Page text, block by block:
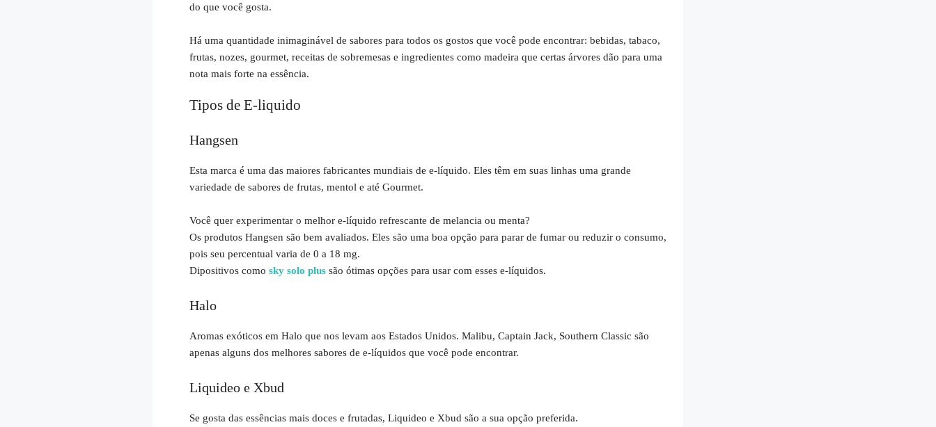
do que você gosta.
Há uma quantidade inimaginável de sabores para todos os gostos que você pode encontrar: bebidas, tabaco,
frutas, nozes, gourmet, receitas de sobremesas e ingredientes como madeira que certas árvores dão para uma
nota mais forte na essência.
Tipos de E-liquido
Hangsen
Esta marca é uma das maiores fabricantes mundiais de e-líquido. Eles têm em suas linhas uma grande
variedade de sabores de frutas, mentol e até Gourmet.
Você quer experimentar o melhor e-líquido refrescante de melancia ou menta?
Os produtos Hangsen são bem avaliados. Eles são uma boa opção para parar de fumar ou reduzir o consumo,
pois seu percentual varia de 0 a 18 mg.
Dipositivos como sky solo plussão ótimas opções para usar com esses e-líquidos.
Halo
Aromas exóticos em Halo que nos levam aos Estados Unidos. Malibu, Captain Jack, Southern Classic são
apenas alguns dos melhores sabores de e-líquidos que você pode encontrar.
Liquideo e Xbud
Se gosta das essências mais doces e frutadas, Liquideo e Xbud são a sua opção preferida.